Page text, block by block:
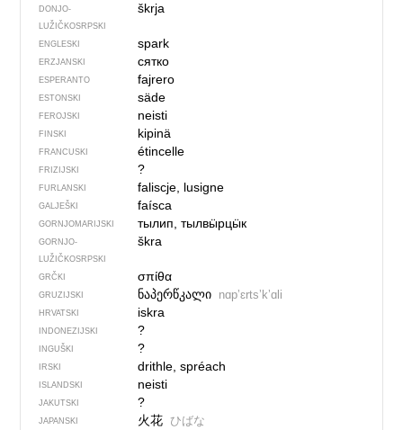
DONJO­
LUŽIČKOSRPSKI
škrja
ENGLESKI spark
ERZJANSKI сятко
ESPERANTO fajrero
ESTONSKI säde
FEROJSKI neisti
FINSKI kipinä
FRANCUSKI étincelle
FRIZIJSKI ?
FURLANSKI faliscje, lusigne
GALJEŠKI faísca
GORNJOMARIJSKI тылип, тылвӹрцӹк
GORNJO­
LUŽIČKOSRPSKI
škra
GRČKI σπίθα
GRUZIJSKI ნაპერწკალი nɑpʼɛrtsʼkʼɑli
HRVATSKI iskra
INDONEZIJSKI ?
INGUŠKI ?
IRSKI drithle, spréach
ISLANDSKI neisti
JAKUTSKI ?
JAPANSKI 火花 ひばな